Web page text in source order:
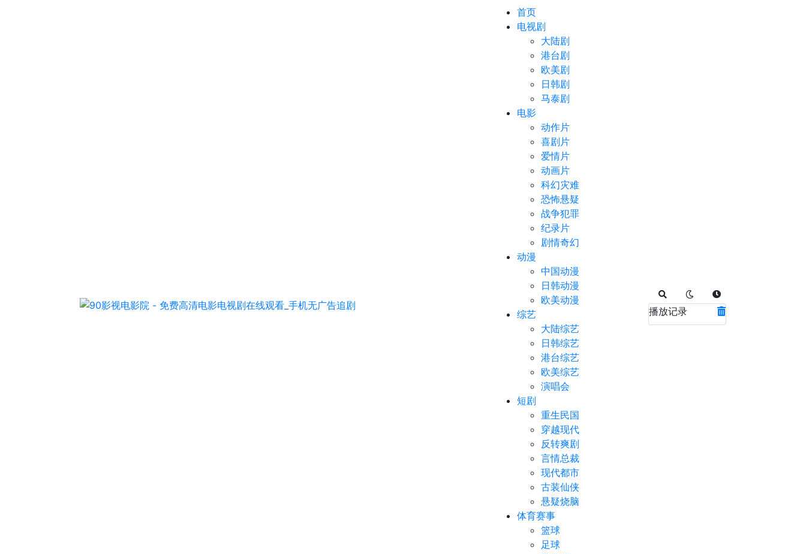
首页
电视剧
大陆剧
港台剧
欧美剧
日韩剧
马泰剧
电影
动作片
喜剧片
爱情片
动画片
科幻灾难
恐怖悬疑
战争犯罪
纪录片
剧情奇幻
动漫
中国动漫
日韩动漫
欧美动漫
综艺
大陆综艺
日韩综艺
港台综艺
欧美综艺
演唱会
短剧
重生民国
穿越现代
反转爽剧
言情总裁
现代都市
古装仙侠
悬疑烧脑
体育赛事
篮球
足球
播放记录